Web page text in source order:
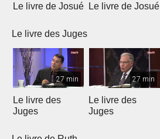
Le livre de Josué Le livre de Josué
Le livre des Juges
27 min
Le livre des
Juges
27 min
Le livre des
Juges